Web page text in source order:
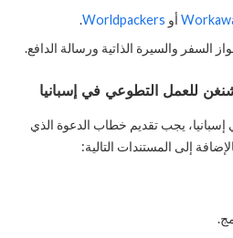
أو Worldpackers
.
السفر والسيرة الذاتية ورسالة الدافع.
للعمل التطوعي في إسبانيا
يجب تقديم خطاب الدعوة الذي
إلى المستندات التالية: